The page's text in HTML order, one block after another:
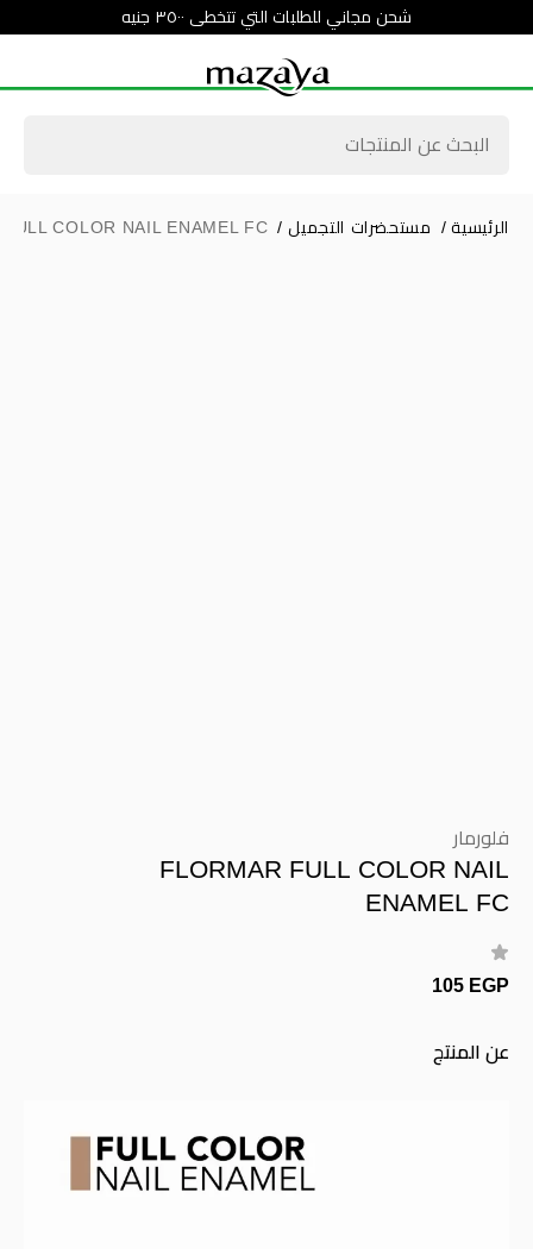
شحن مجاني للطلبات التي تتخطى ٣٥٠٠ جنيه
الرئيسية / مستحضرات التجميل /
COLOR NAIL ENAMEL FC
فلورمار
FLORMAR FULL COLOR NAIL
ENAMEL FC
105 EGP
عن المنتج